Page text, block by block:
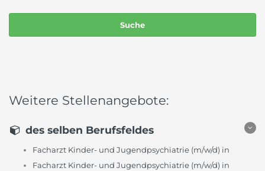
Weitere Stellenangebote:
des selben Berufsfeldes
Facharzt Kinder- und Jugendpsychiatrie (m/w/d) in
Facharzt Kinder- und Jugendpsychiatrie (m/w/d) in